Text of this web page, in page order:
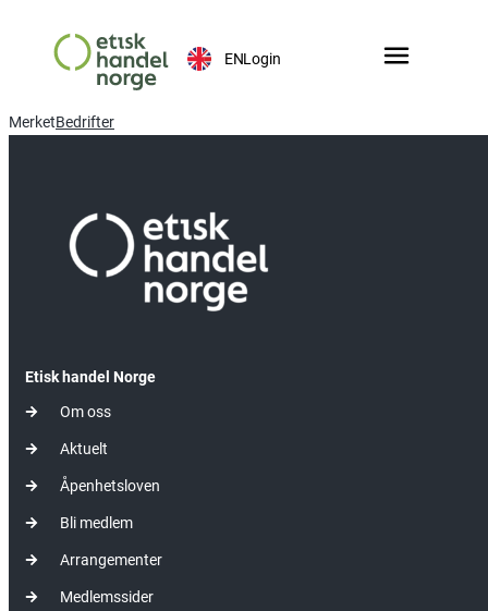
ENLogin
MerketBedrifter
Etisk handel Norge
Om oss
Aktuelt
Åpenhetsloven
Bli medlem
Arrangementer
Medlemssider